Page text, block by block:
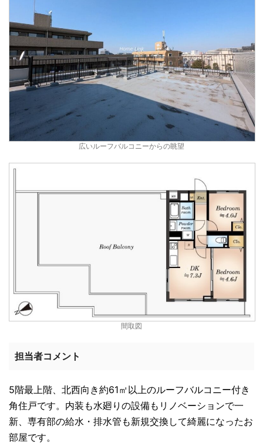
広いルーフバルコニーからの眺望
間取図
担当者コメント
5階最上階、北西向き約61㎡以上のルーフバルコニー付き
角住戸です。内装も水廻りの設備もリノベーションで一
新、専有部の給水・排水管も新規交換して綺麗になったお
部屋です。